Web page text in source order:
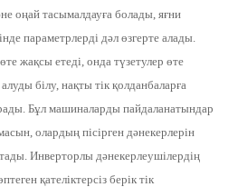
оңай тасымалдауға болады, яғни
параметрлерді дәл өзгерте алады.
жақсы етеді, онда түзетулер өте
білу, нақты тік қолданбаларға
Бұл машиналарды пайдаланатындар
олардың пісірген дәнекерлерін
Инверторлы дәнекерлеушілердің
қателіктерсіз берік тік